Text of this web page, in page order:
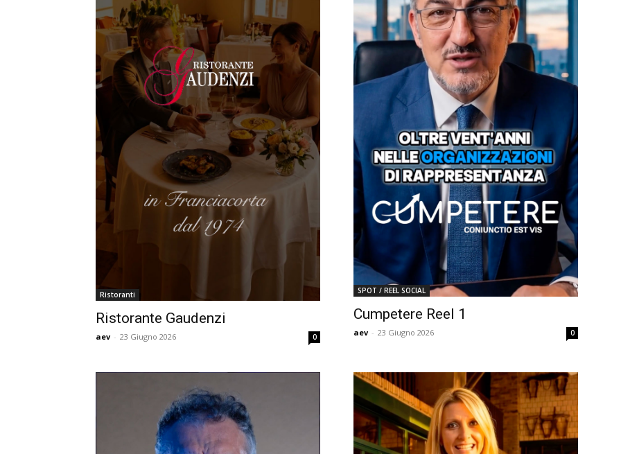
Ristoranti
Ristorante Gaudenzi
aev - 23 Giugno 2026 0
SPOT / REEL SOCIAL
Cumpetere Reel 1
aev - 23 Giugno 2026 0